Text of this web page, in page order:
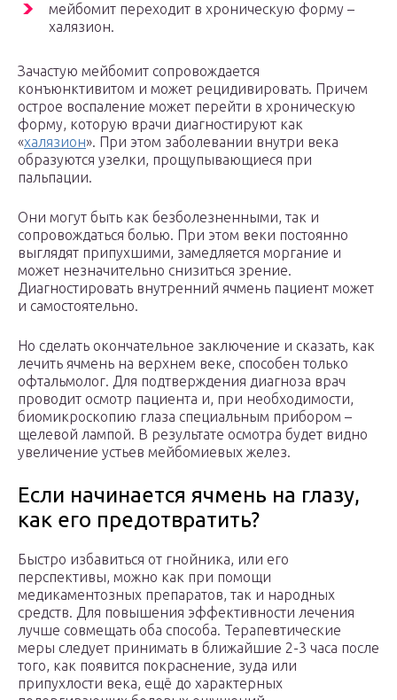
мейбомит переходит в хроническую форму –
халязион.
Зачастую мейбомит сопровождается
конъюнктивитом и может рецидивировать. Причем
острое воспаление может перейти в хроническую
форму, которую врачи диагностируют как
«халязион». При этом заболевании внутри века
образуются узелки, прощупывающиеся при
пальпации.
Они могут быть как безболезненными, так и
сопровождаться болью. При этом веки постоянно
выглядят припухшими, замедляется моргание и
может незначительно снизиться зрение.
Диагностировать внутренний ячмень пациент может
и самостоятельно.
Но сделать окончательное заключение и сказать, как
лечить ячмень на верхнем веке, способен только
офтальмолог. Для подтверждения диагноза врач
проводит осмотр пациента и, при необходимости,
биомикроскопию глаза специальным прибором –
щелевой лампой. В результате осмотра будет видно
увеличение устьев мейбомиевых желез.
Если начинается ячмень на глазу,
как его предотвратить?
Быстро избавиться от гнойника, или его
перспективы, можно как при помощи
медикаментозных препаратов, так и народных
средств. Для повышения эффективности лечения
лучше совмещать оба способа. Терапевтические
меры следует принимать в ближайшие 2-3 часа после
того, как появится покраснение, зуда или
припухлости века, ещё до характерных